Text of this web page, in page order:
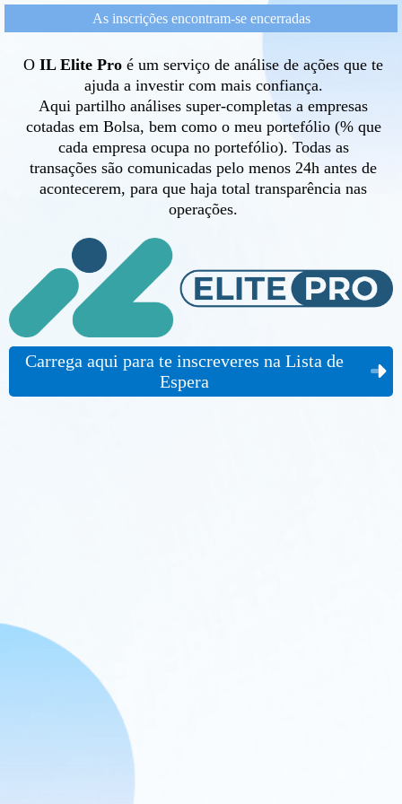
As inscrições encontram-se encerradas
O IL Elite Pro é um serviço de análise de ações que te
ajuda a investir com mais confiança.
Aqui partilho análises super-completas a empresas
cotadas em Bolsa, bem como o meu portefólio (% que
cada empresa ocupa no portefólio). Todas as
transações são comunicadas pelo menos 24h antes de
acontecerem, para que haja total transparência nas
operações.
Carrega aqui para te inscreveres na Lista de
Espera